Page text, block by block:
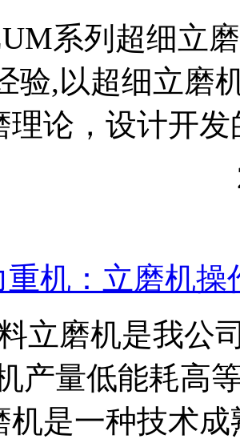
系列超细立
验,以超细立磨
理论，设计开
重机：立磨机
立磨机是我公
产量低能耗高
机是一种技术